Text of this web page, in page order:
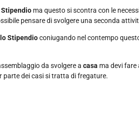
ma questo si scontra con le
pensare di svolgere una seconda
Stipendioconiugando nel contempo
da svolgere a casa ma devi
parte dei casi si tratta di fregature.